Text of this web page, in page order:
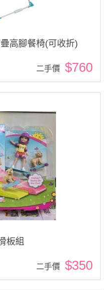
高腳餐椅(可收折)
$760
二手價
板組
$350
二手價